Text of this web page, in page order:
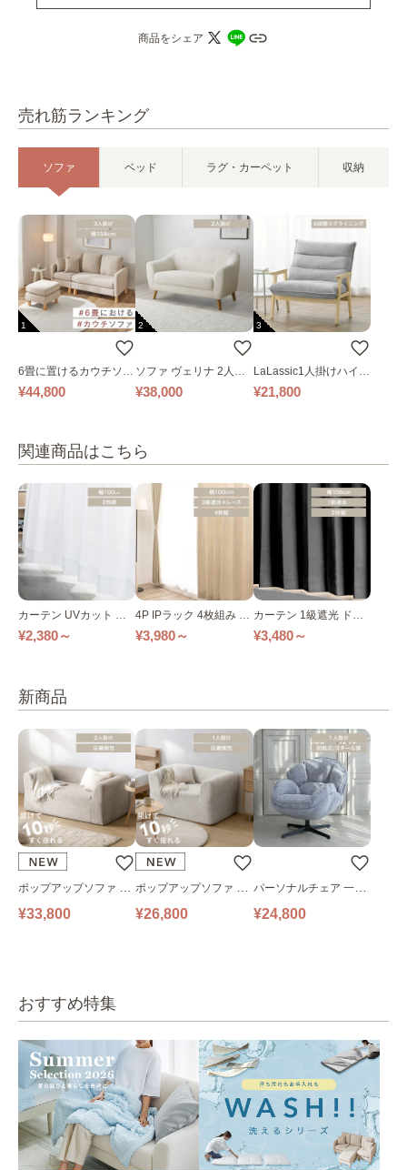
売れ筋ランキング
ソファ ベッド ラグ・カーペット 収納
1
6畳に置けるカウチソフ
ァ｜ベージュ
¥44,800
2
ソファ ヴェリナ 2人掛
け
¥38,000
3
LaLassic1人掛けハイバ
ックソファ ワイド
¥21,800
関連商品はこちら
カーテン UVカット レ
ースカーテン 幅100cm/
¥2,380～
4P IPラック 4枚組み 幅
100cm×丈135cm
¥3,980～
カーテン 1級遮光 ドレ
ープカーテン 2枚組 幅1
¥3,480～
新商品
ポップアップソファ ソ
ファ フロアソファ 幅14
¥33,800
ポップアップソファ ソ
ファ フロアソファ 幅10
¥26,800
パーソナルチェア 一人
掛けソファ O’HANA ソ
¥24,800
おすすめ特集
商品をシェア